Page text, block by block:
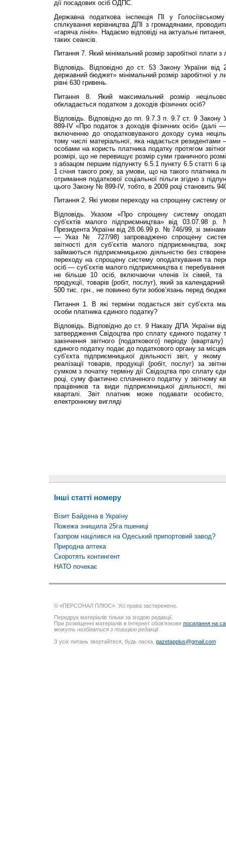
дії посадових осіб ОДПС.
Державна податкова інспекція ПІ у
спілкування керівництва ДПІ з громадянами,
«гаряча лінія». Надаємо відповіді на актуальні
таких сеансів.
Питання 7. Який міні­мальний розмір заробітної плати
Відповідь. Відповідно до ст. 53 Закону України
державний бюджет» мінімальний розмір заробітної у
рівні 630 гривень.
Питання 8. Який максимальний розмір
обкладається податком з доходів фізичних осіб?
Відповідь. Відповідно до пп. 9.7.3 п. 9.7 ст. 9 Закону
889-IV «Про податок з доходів фізичних осіб» (далі
включенню до оподатковуваного доходу сума
тому числі матеріальної, яка надається
особами на користь платника податку протягом
розмірі, що не перевищує розмір суми граничного
з абзацом першим підпункту 6.5.1 пункту 6.5 статті 6
1 січня такого року, за умови, що на такого платника
отримання податкової соціальної пільги згідно з
цього Закону № 899-IV, тобто, в 2009 році становить
Питання 2. Які умови переходу на спрощену систему
Відповідь. Указом «Про спрощену систему
суб’єктів малого підприємництва» від 03.07.98
Президента України від 28.06.99 р. № 746/99, зі
— Указ № 727/98) запроваджено спрощену
звітності для суб’єктів малого під­приємництва,
займаються підприємницькою діяльністю без
переходу на спрощену систему оподаткування та
осіб — суб’єктів малого підприємництва є
не більше 10 осіб, включаючи членів їх сімей, та
продукції, товарів (робіт, послуг), який за
500 тис. грн., не повинно бути зобов’язань перед
Питання 1. В які терміни подається звіт суб’єкта
особи платника єдиного податку?
Відповідь. Відповідно до ст. 9 Наказу ДПА України
затвердження Свідоцтва про сплату єдиного податку
закінчення звітного (податкового) періоду
єдиного податку подає до податкового органу за
суб’єкта підприємницької діяльності звіт, у
реалізації товарів, продукції (робіт, послуг) за
сумком з початку терміну дії Свідоцтва про сплату
році, суму фактично сплаченого податку у звітному
працівників та види підприємницької діяльності,
кварталі. Звіт платник може подавати
електронному вигляді
Інші статті номеру
Візит Байдена в Україну
Пожежа знищила 25га пшениці
Газпром націлився на Одеський припортовий завод?
Природна аптека
Скоротять контингент
НАТО почекає
© «ПЕРСОНАЛ ПЛЮС». Усі права застережено.
Передрук матеріалів тільки за згодою редакції.
При розміщенні матеріалів в Інтернет обов’язкове посилання на
можуть незбігатися з позицією редакції
З усіх питань звертайтеся, будь ласка, gazetapplus@gmail.com